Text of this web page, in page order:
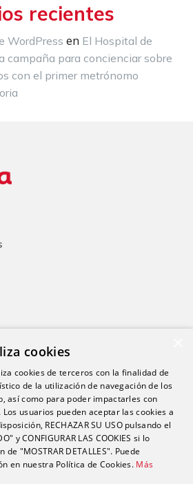
recientes
WordPress en El Hospital de
campaña para concienciar sobre
con el primer metrónomo
cookies
cookies de terceros con la finalidad de
de la utilización de navegación de los
así como para poder impactarles con
usuarios pueden aceptar las cookies a
RECHAZAR SU USO pulsando el
y CONFIGURAR LAS COOKIES si lo
"MOSTRAR DETALLES". Puede
en nuestra Política de Cookies. Más